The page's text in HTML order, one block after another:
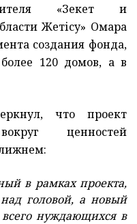
«Зекет и
Жетісу» Омара
создания фонда,
120 домов, а в
что проект
ценностей
в рамках проекта,
головой, а новый
нуждающихся в